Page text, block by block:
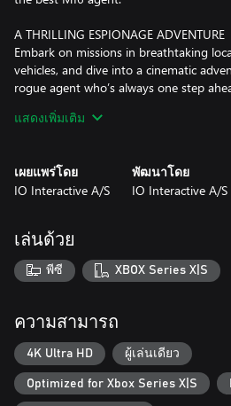
A THRILLING ESPIONAGE ADVENTURE
Embark on missions in breathtaking
vehicles, and dive into a cinematic
rogue agent who’s always one step
SPYING, YOUR WAY
approach is entirely up to you.
Test your skills and replay your favorite
modifiers, for endless espionage fun!
แสดงเพิ่มเติม
เผยแพร่โดย
IO Interactive A/S
พัฒนาโดย
IO Interactive A/S
เล่นด้วย
พีซี XBOX Series X|S
ความสามารถ
4K Ultra HD ผู้เล่นเดียว
Optimized for Xbox Series X|S